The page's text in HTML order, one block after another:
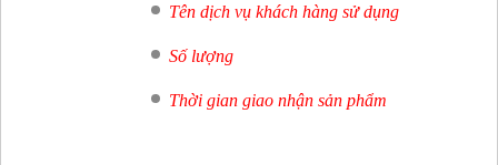
Tên dịch vụ khách hàng sử dụng
Số lượng
Thời gian giao nhận sản phẩm